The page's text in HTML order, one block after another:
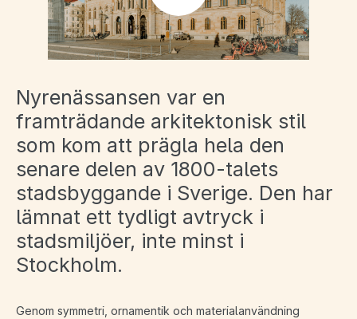
Nyrenässansen var en
framträdande arkitektonisk stil
som kom att prägla hela den
senare delen av 1800-talets
stadsbyggande i Sverige. Den har
lämnat ett tydligt avtryck i
stadsmiljöer, inte minst i
Stockholm.
Genom symmetri, ornamentik och materialanvändning